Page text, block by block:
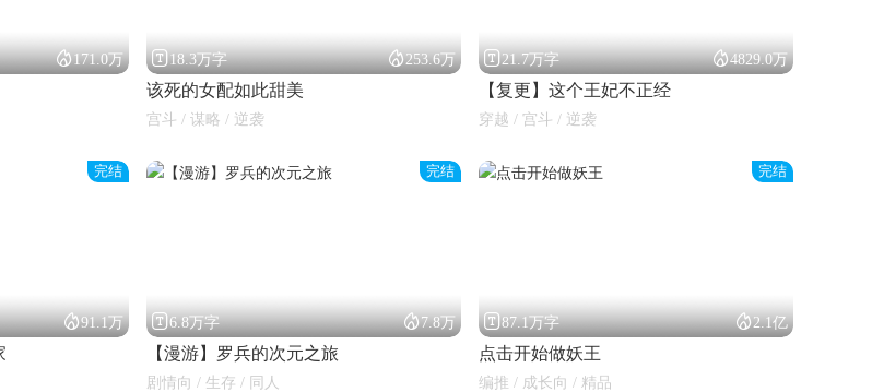
171.0万 18.3万字 253.6万
该死的女配如此甜美
宫斗 / 谋略 / 逆袭
21.7万字 4829.0万
【复更】这个王妃不正经
穿越 / 宫斗 / 逆袭
完结
91.1万
完结
6.8万字 7.8万
【漫游】罗兵的次元之旅
剧情向 / 生存 / 同人
完结
87.1万字 2.1亿
点击开始做妖王
编推 / 成长向 / 精品